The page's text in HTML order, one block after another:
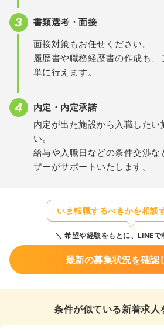
書類選考・面接
面接対策もお任せください。
履歴書や職務経歴書の作成も、
単に行えます。
内定・内定承諾
内定が出た施設から入職したい
い。
給与や入職日などの条件交渉な
ザーがサポートいたします。
いま転職するべきかを相談
希望や経験をもとに、LINEで
最新の募集状況を確認
条件が似ている新着求人